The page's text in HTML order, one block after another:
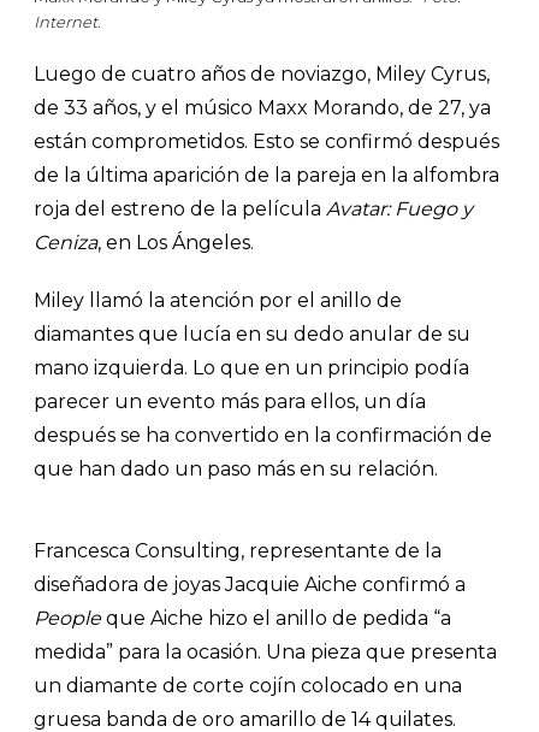
Internet.
Luego de cuatro años de noviazgo, Miley Cyrus,
de 33 años, y el músico Maxx Morando, de 27, ya
están comprometidos. Esto se confirmó después
de la última aparición de la pareja en la alfombra
roja del estreno de la película Avatar: Fuego y
Ceniza, en Los Ángeles.
Miley llamó la atención por el anillo de
diamantes que lucía en su dedo anular de su
mano izquierda. Lo que en un principio podía
parecer un evento más para ellos, un día
después se ha convertido en la confirmación de
que han dado un paso más en su relación.
Francesca Consulting, representante de la
diseñadora de joyas Jacquie Aiche confirmó a
Peopleque Aiche hizo el anillo de pedida “a
medida” para la ocasión. Una pieza que presenta
un diamante de corte cojín colocado en una
gruesa banda de oro amarillo de 14 quilates.